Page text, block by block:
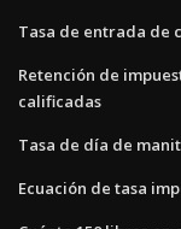
Tasa de entrada de
Retención de
calificadas
Tasa de día de
Ecuación de tasa